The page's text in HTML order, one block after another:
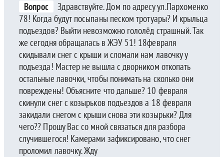
Вопрос
Здравствуйте. Дом по адресу ул.Пархоменко
78! Когда будут посыпаны песком тротуары? И крыльца
подъездов? Выйти невозможно гололёд страшный. Так
же сегодня обращалась в ЖЭУ 51! 18февраля
скидывали снег с крыши и сломали нам лавочку у
подъезда! Мастер не вышла с дворником откопать
остальные лавочки, чтобы понимать на сколько они
повреждены! Объясните что дальше? 10 февраля
скинули снег с козырьков подъездов а 18 февраля
закидали снегом с крыши снова эти козырьки? Для
чего?? Прошу Вас со мной связаться для разбора
случившегося! Камерами зафиксировано, что снег
проломил лавочку. Жду